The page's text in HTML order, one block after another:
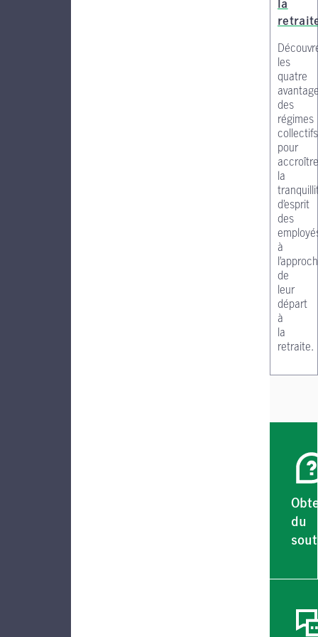
la
les
quatre
des
régimes
collectifs
pour
accroître
la
d’esprit
des
à
de
leur
départ
à
la
retraite.
du